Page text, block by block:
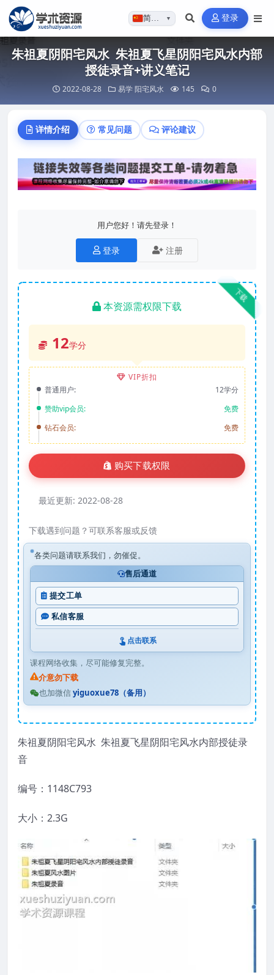
简体…▼ 登录
朱祖夏阴阳宅风水 朱祖夏飞星阴阳宅风水内部
授徒录音+讲义笔记
2022-08-28 易学阳宅风水 145 0
详情介绍 常见问题 评论建议
用户您好！请先登录！
登录 注册
下载
本资源需权限下载
12学分
VIP折扣
普通用户:
12学分
赞助vip会员:
免费
钻石会员:
免费
购买下载权限
最近更新: 2022-08-28
下载遇到问题？可联系客服或反馈
各类问题请联系我们，勿催促。
售后通道
提交工单
私信客服
点击联系
课程网络收集，尽可能修复完整。
介意勿下载
也加微信yiguoxue78（备用）
朱祖夏阴阳宅风水 朱祖夏飞星阴阳宅风水内部授徒录
音
编号：1148C793
大小：2.3G